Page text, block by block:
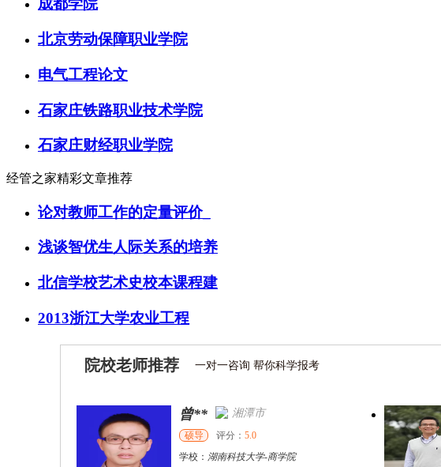
成都学院
北京劳动保障职业学院
电气工程论文
石家庄铁路职业技术学院
石家庄财经职业学院
经管之家精彩文章推荐
论对教师工作的定量评价_
浅谈智优生人际关系的培养
北信学校艺术史校本课程建
2013浙江大学农业工程
院校老师推荐 一对一咨询 帮你科学报考
曾** 湘潭市
硕导 评分： 5.0
学校： 湖南科技大学-商学院